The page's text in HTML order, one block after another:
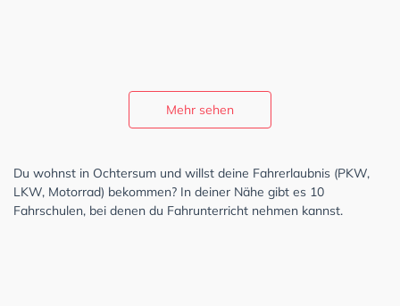
Mehr sehen
Du wohnst in Ochtersum und willst deine Fahrerlaubnis (PKW,
LKW, Motorrad) bekommen? In deiner Nähe gibt es 10
Fahrschulen, bei denen du Fahrunterricht nehmen kannst.